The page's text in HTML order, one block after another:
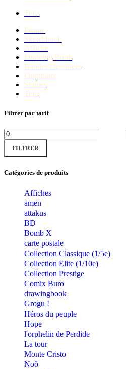
Tous
Promo
Sketchbook
Affiche
Drawing Book
Bandes Dessinées
Originaux
Statues
Tous
Filtrer par tarif
Prix
min
Prix
max
FILTRER
Catégories de produits
Affiches
amen
attakus
BD
Bomb X
carte postale
Collection Classique (1/5e)
Collection Elite (1/10e)
Collection Prestige
Comix Buro
drawingbook
Grogu !
Héros du peuple
Hope
l'orphelin de Perdide
La tour
Monte Cristo
Noô